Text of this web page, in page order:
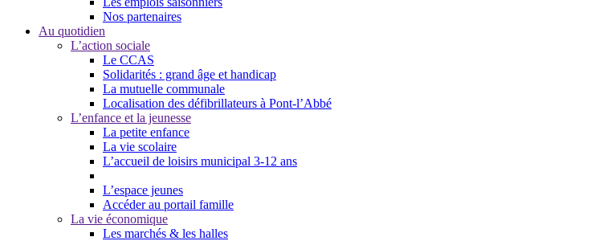
Nos partenaires
Au quotidien
L’action sociale
Le CCAS
Solidarités : grand âge et handicap
La mutuelle communale
Localisation des défibrillateurs à Pont-l’Abbé
L’enfance et la jeunesse
La petite enfance
La vie scolaire
L’accueil de loisirs municipal 3-12 ans
L’espace jeunes
Accéder au portail famille
La vie économique
Les marchés & les halles